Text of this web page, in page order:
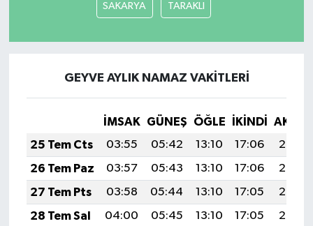
SAKARYA TARAKLI
GEYVE AYLIK NAMAZ VAKITLERI
İMSAK GÜNEŞ ÖĞLE İKINDI
25 Tem Cts
03:55 05:42 13:10 17:06
20:29
26 Tem Paz
03:57 05:43 13:10 17:06
20:28
27 Tem Pts
03:58 05:44 13:10 17:05
20:27
28 Tem Sal
04:00 05:45 13:10 17:05
20:26